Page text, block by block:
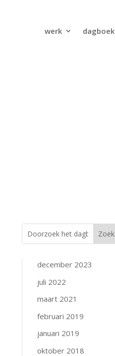
werk dagboek
december 2023
juli 2022
maart 2021
februari 2019
januari 2019
oktober 2018